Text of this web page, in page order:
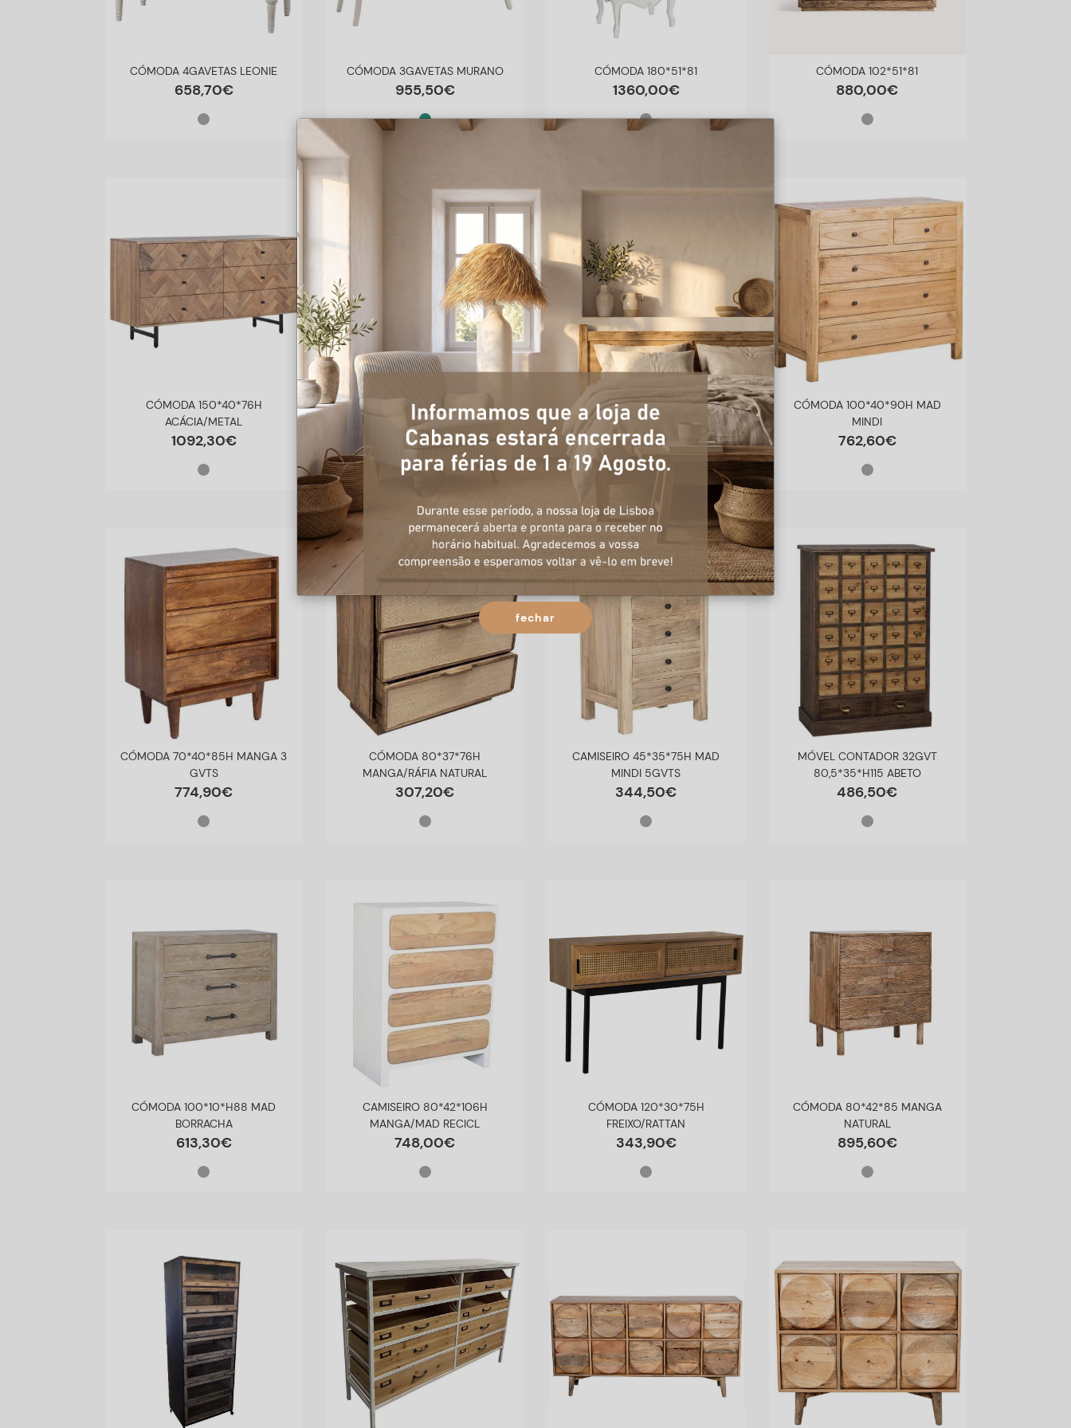
CÓMODA 4GAVETAS LEONIE
658,70€
CÓMODA 3GAVETAS MURANO
955,50€
CÓMODA 180*51*81
1360,00€
CÓMODA 102*51*81
880,00€
CÓMODA 150*40*76H
ACÁCIA/METAL
1092,30€
CÓMODA MANGA 100X40X91
443,00€
CÓMODA 92,5*45*86H
CARVALHO NATURAL
1677,70€
CÓMODA 100*40*90H MAD
MINDI
762,60€
CÓMODA 70*40*85H MANGA 3
GVTS
774,90€
CÓMODA 80*37*76H
MANGA/RÁFIA NATURAL
307,20€
CAMISEIRO 45*35*75H MAD
MINDI 5GVTS
344,50€
MÓVEL CONTADOR 32GVT
80,5*35*H115 ABETO
486,50€
CÓMODA 100*10*H88 MAD
BORRACHA
613,30€
CAMISEIRO 80*42*106H
MANGA/MAD RECICL
748,00€
CÓMODA 120*30*75H
FREIXO/RATTAN
343,90€
CÓMODA 80*42*85 MANGA
NATURAL
895,60€
fechar